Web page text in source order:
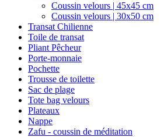
Coussin velours | 45x45 cm
Coussin velours | 30x50 cm
Transat Chilienne
Toile de transat
Pliant Pêcheur
Porte-monnaie
Pochette
Trousse de toilette
Sac de plage
Tote bag velours
Plateaux
Nappe
Zafu - coussin de méditation